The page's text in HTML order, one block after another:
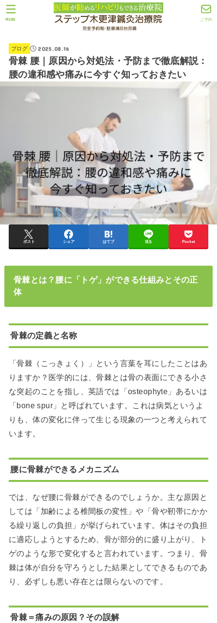
ご予約
MENU
ブログ 2025.08.16
骨棘 腰｜原因から対処法・予防まで徹底解説：
腰の違和感や痛みに今すぐ知っておきたい
ポスト シェア はてブ 送る Pocket
骨棘とは？腰に「トゲ」ができる仕組みとその正
体
骨棘の定義と名称
「骨棘（こっきょく）」という言葉を耳にしたことはあ
りますか？医学的には、骨棘とは骨の表面にできる小さ
な突起のことを指し、英語では「osteophyte」あるいは
「bone spur」と呼ばれています。これは病気というよ
りも、体の変化に伴って生じる現象の一つと考えられて
います。
腰に骨棘ができるメカニズム
では、なぜ腰に骨棘ができるのでしょうか。主な原因と
しては「加齢による椎間板の変性」や「骨や靭帯にかか
る繰り返しの負担」が挙げられています。体はその負担
に適応しようとするため、骨が部分的に盛り上がり、ト
ゲのような形で変化すると言われています。つまり、骨
棘は体が自分を守ろうとした結果としてできるものであ
り、必ずしも悪い存在とは限らないのです。
骨棘＝痛みの原因？その誤解